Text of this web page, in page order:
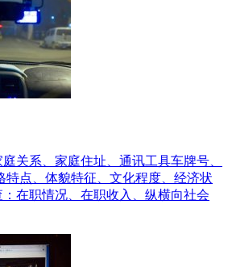
关系、家庭住址、通讯工具车牌号、
特点、体貌特征、文化程度、经济状
在职情况、在职收入、纵横向社会